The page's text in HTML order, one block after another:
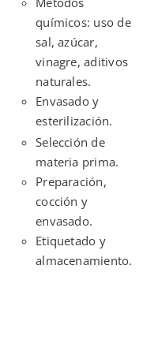
químicos: uso de
sal, azúcar,
vinagre, aditivos
naturales.
Envasado y
esterilización.
Selección de
materia prima.
Preparación,
cocción y
envasado.
Etiquetado y
almacenamiento.